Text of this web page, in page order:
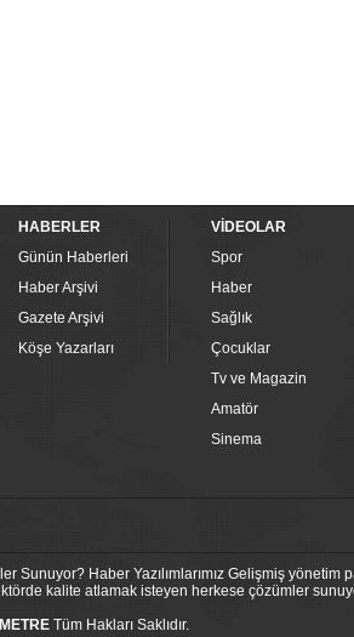
HABERLER
Günün Haberleri
Haber Arşivi
Gazete Arşivi
Köşe Yazarları
VİDEOLAR
Spor
Haber
Sağlık
Çocuklar
Tv ve Magazin
Amatör
Sinema
Sunuyor? Haber Yazılımlarımız Gelişmiş
kalite atlamak isteyen herkese çözümler
Tüm Hakları Saklıdır.